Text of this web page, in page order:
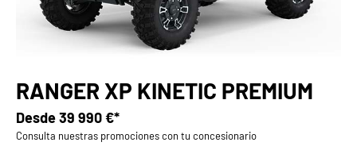
RANGER XP KINETIC PREMIUM
Desde39 990 €*
Consulta nuestras promociones con tu concesionario